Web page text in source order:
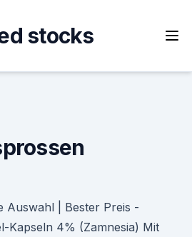
stocks
Auswahl | Bester Preis -
Kapseln 4% (Zamnesia) Mit